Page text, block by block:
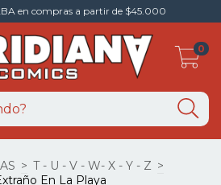
en compras a partir de $45.000
0
> T - U - V - W- X - Y - Z >
En La Playa